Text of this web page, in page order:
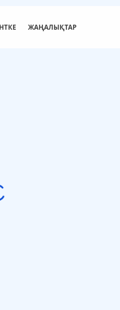
ЖАҢАЛЫҚТАР